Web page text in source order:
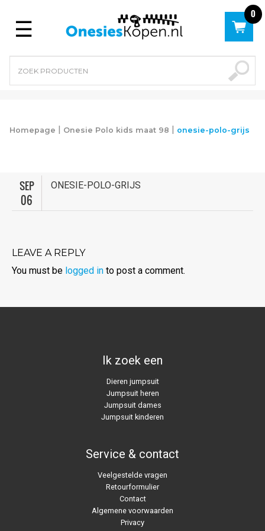
Menu
0
Homepage | Onesie Polo kids maat 98 | onesie-polo-grijs
SEP
06
ONESIE-POLO-GRIJS
LEAVE A REPLY
You must be logged in to post a comment.
Ik zoek een
Dieren jumpsuit
Jumpsuit heren
Jumpsuit dames
Jumpsuit kinderen
Service & contact
Veelgestelde vragen
Retourformulier
Contact
Algemene voorwaarden
Privacy